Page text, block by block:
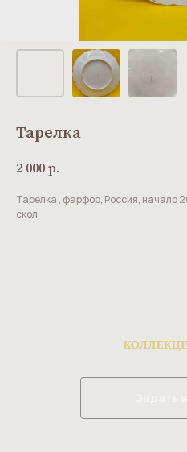
Тарелка
2 000р.
Тарелка , фарфор, Россия, начало
скол